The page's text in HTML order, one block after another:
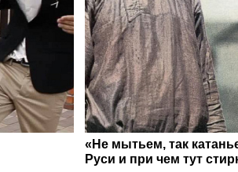
«Не мытьем, так
Руси и при чем тут